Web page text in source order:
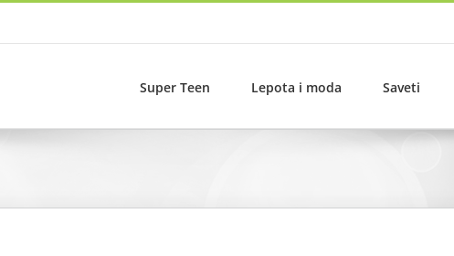
Super Teen Lepota i moda Saveti